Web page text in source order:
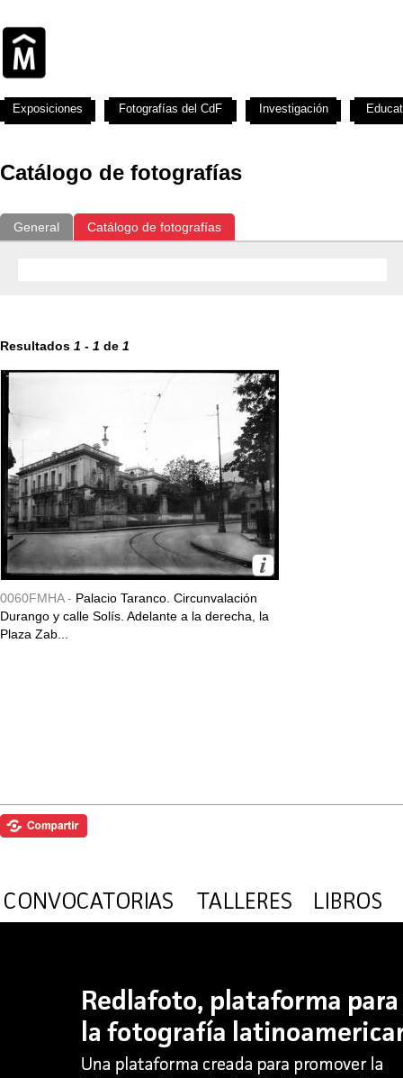
Catálogo de fotografías
General Catálogo de fotografías
Resultados 1 - 1 de 1
0060FMHA - Palacio Taranco. Circunvalación
Durango y calle Solís. Adelante a la derecha, la
Plaza Zab...
Exposiciones Fotografías del CdF Investigación